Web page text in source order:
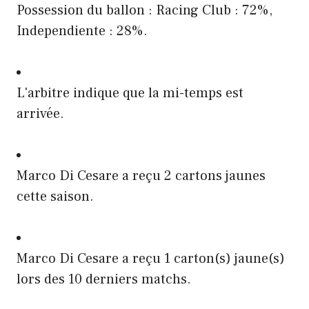
Possession du ballon : Racing Club : 72%,
Independiente : 28%.
L'arbitre indique que la mi-temps est
arrivée.
Marco Di Cesare a reçu 2 cartons jaunes
cette saison.
Marco Di Cesare a reçu 1 carton(s) jaune(s)
lors des 10 derniers matchs.